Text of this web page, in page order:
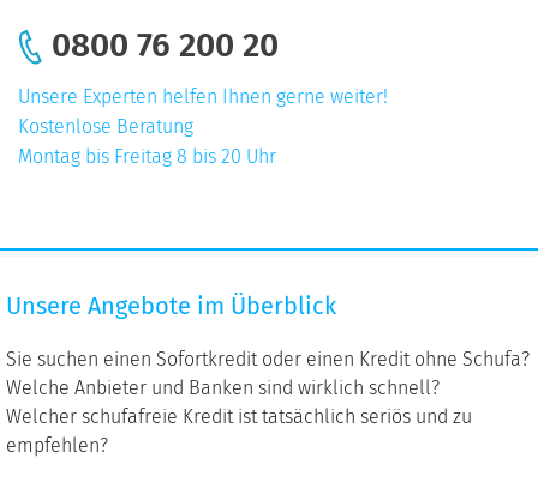
0800 76 200 20
Unsere Experten helfen Ihnen gerne weiter!
Kostenlose Beratung
Montag bis Freitag 8 bis 20 Uhr
Angebote
Überblick
Unsere Angebote im Überblick
Sie suchen einen Sofortkredit oder einen Kredit ohne Schufa?
Welche Anbieter und Banken sind wirklich schnell?
Welcher schufafreie Kredit ist tatsächlich seriös und zu
empfehlen?